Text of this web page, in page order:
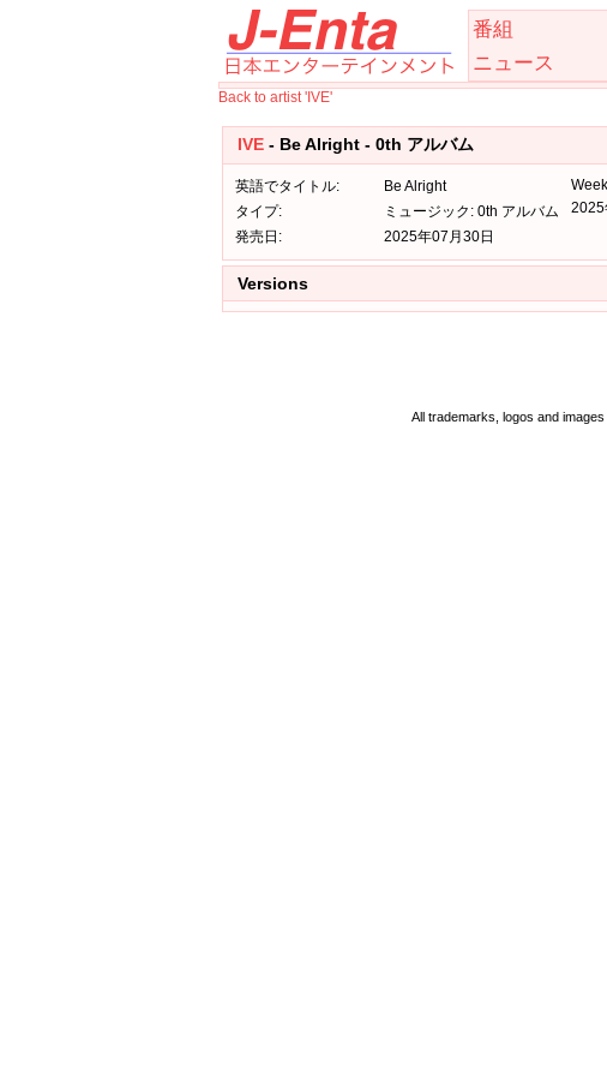
番組
ニュース
Back to artist 'IVE'
IVE - Be Alright - 0th アルバム
英語でタイトル:
Be Alright
タイプ:
ミュージック: 0th アルバム
発売日:
2025年07月30日
2025
Versions
All trademarks, logos and